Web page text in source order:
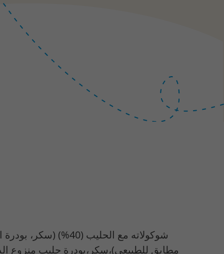
شوكولاته مع
مطابق للطبيعي)،سكر،بودرة حليب منزوع